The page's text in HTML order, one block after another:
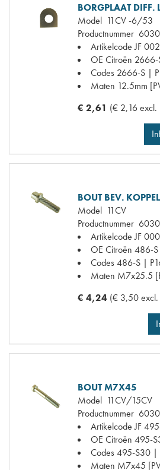
BORGPLAAT DIFF.
Model 11CV -6/53
Productnummer
Artikelcode JF
OE Citroën 2666-
Codes 2666-S |
Maten 12.5mm
€ 2,61 (€ 2,16 excl.
BOUT BEV.
Model 11CV
Productnummer
Artikelcode JF
OE Citroën 486-S
Codes486-S |
Maten M7x25.5
€ 4,24 (€ 3,50 excl.
BOUT M7X45
Model 11CV/15CV
Productnummer
Artikelcode JF
OE Citroën 495-
Codes495-S30 |
Maten M7x45